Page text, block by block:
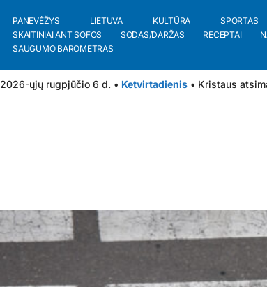
PANEVĖŽYS LIETUVA KULTŪRA SPORTAS
SKAITINIAI ANT SOFOS
SODAS/DARŽAS RECEPTAI
SAUGUMO BAROMETRAS
2026-ųjų rugpjūčio 6 d. • Ketvirtadienis • Kristaus